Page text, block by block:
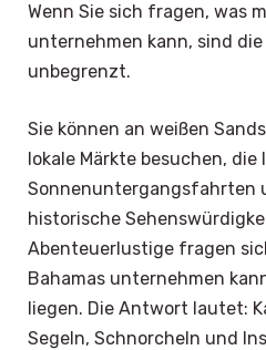
Wenn Sie sich fragen, was
unternehmen kann, sind
unbegrenzt.
Sie können an weißen
lokale Märkte besuchen, die
Sonnenuntergangsfahrten
historische
Abenteuerlustige fragen
Bahamas unternehmen
liegen. Die Antwort lautet:
Segeln, Schnorcheln und